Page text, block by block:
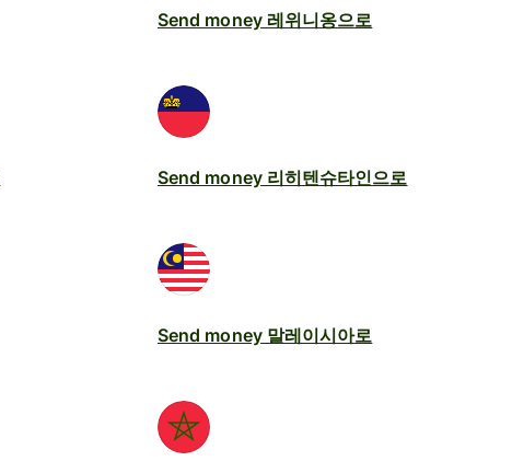
Send money 레위니옹으로
Send money 리히텐슈타인으로
Send money 말레이시아로